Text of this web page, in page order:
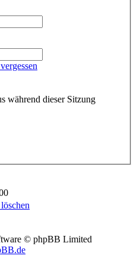
während dieser Sitzung
© phpBB Limited